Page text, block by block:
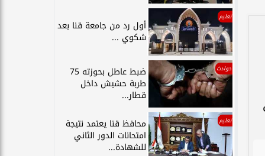
تعليم
أول رد من جامعة قنا بعد
شكوي ...
حوادث ضبط عاطل بحوزته 75
طربة حشيش داخل
قطار...
تعليم محافظ قنا يعتمد نتيجة
امتحانات الدور الثاني
للشهادة...